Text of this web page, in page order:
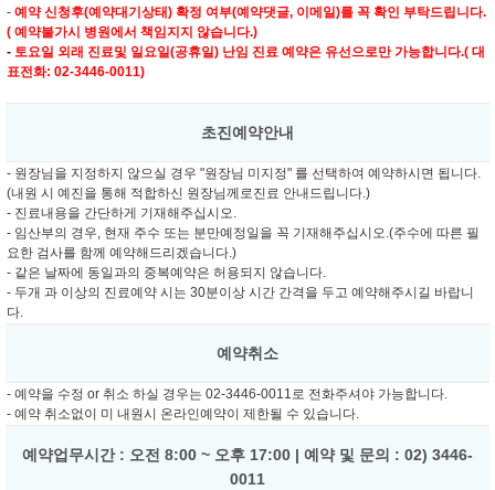
- 예약 신청후(예약대기상태) 확정 여부(예약댓글, 이메일)를 꼭 확인 부탁드립니다.
( 예약불가시 병원에서 책임지지 않습니다.)
- 토요일 외래 진료및 일요일(공휴일) 난임 진료 예약은 유선으로만 가능합니다.( 대
표전화: 02-3446-0011)
초진예약안내
- 원장님을 지정하지 않으실 경우 "원장님 미지정" 를 선택하여 예약하시면 됩니다.
(내원 시 예진을 통해 적합하신 원장님께로진료 안내드립니다.)
- 진료내용을 간단하게 기재해주십시오.
- 임산부의 경우, 현재 주수 또는 분만예정일을 꼭 기재해주십시오.(주수에 따른 필
요한 검사를 함께 예약해드리겠습니다.)
- 같은 날짜에 동일과의 중복예약은 허용되지 않습니다.
- 두개 과 이상의 진료예약 시는 30분이상 시간 간격을 두고 예약해주시길 바랍니
다.
예약취소
- 예약을 수정 or 취소 하실 경우는 02-3446-0011로 전화주셔야 가능합니다.
- 예약 취소없이 미 내원시 온라인예약이 제한될 수 있습니다.
예약업무시간 : 오전 8:00 ~ 오후 17:00 | 예약 및 문의 : 02) 3446-
0011